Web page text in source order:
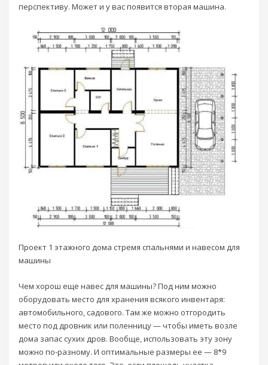
перспективу. Может и у вас появится вторая машина.
Проект 1 этажного дома стремя спальнями и навесом для
машины
Чем хорош еще навес для машины? Под ним можно
оборудовать место для хранения всякого инвентаря:
автомобильного, садового. Там же можно отгородить
место под дровник или поленницу — чтобы иметь возле
дома запас сухих дров. Вообще, использовать эту зону
можно по-разному. И оптимальные размеры ее — 8*9